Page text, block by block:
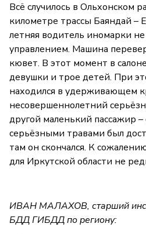
Всё случилось в Ольхонском
километре трассы Баяндай
летняя водитель иномарки не
управлением. Машина
кювет. В этот момент в
девушки и трое детей. При
находился в удерживающем
несовершеннолетний
другой маленький пассажир
серьёзными травами был
там он скончался. К
для Иркутской области не
ИВАН МАЛАХОВ, старший
БДД ГИБДД по региону: